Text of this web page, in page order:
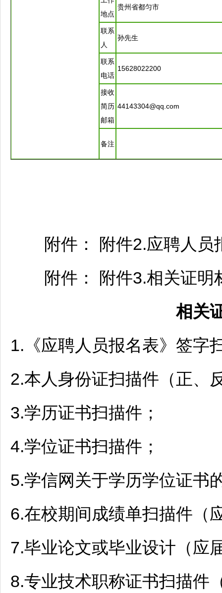
地点
贵州省都匀市
联系
人
孙先生
联系
电话
15628022200
接收
简历
邮箱
44143304@qq.com
备注
附件： 附件2.应聘人员
附件： 附件3.相关证明
相关
1.《应聘人员报名表》签字
2.本人身份证扫描件（正、
3.学历证书扫描件；
4.学位证书扫描件；
5.学信网关于学历学位证书
6.在校期间成绩单扫描件（
7.毕业论文或毕业设计（应
8.专业技术职称证书扫描件